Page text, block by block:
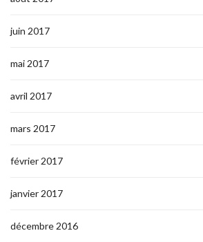
juin 2017
mai 2017
avril 2017
mars 2017
février 2017
janvier 2017
décembre 2016